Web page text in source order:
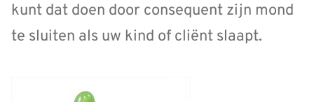
kunt dat doen door consequent zijn mond
te sluiten als uw kind of cliënt slaapt.